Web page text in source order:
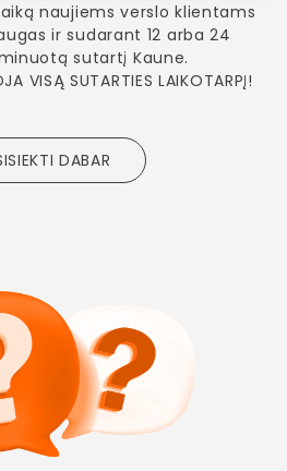
naujiems verslo klientams
ir sudarant 12 arba 24
sutartį Kaune.
VISĄ SUTARTIES LAIKOTARPĮ!
DABAR